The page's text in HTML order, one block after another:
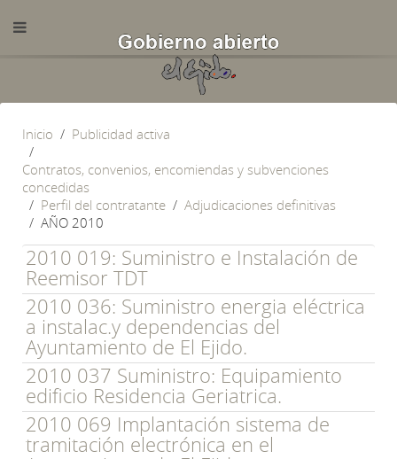
Inicio
Publicidad activa
Contratos, convenios, encomiendas y subvenciones
concedidas
Perfil del contratante
Adjudicaciones definitivas
AÑO 2010
2010 019: Suministro e Instalación de
Reemisor TDT
2010 036: Suministro energia eléctrica
a instalac.y dependencias del
Ayuntamiento de El Ejido.
2010 037 Suministro: Equipamiento
edificio Residencia Geriatrica.
2010 069 Implantación sistema de
tramitación electrónica en el